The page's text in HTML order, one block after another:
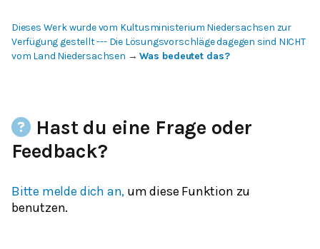
Dieses Werk wurde vom Kultusministerium Niedersachsen zur
Verfügung gestellt --- Die Lösungsvorschläge dagegen sind NICHT
vom Land Niedersachsen →Was bedeutet das?
Hast du eine Frage oder
Feedback?
Bitte melde dich an, um diese Funktion zu
benutzen.